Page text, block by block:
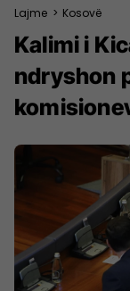
Lajme > Kosovë
Kalimi i
ndryshon